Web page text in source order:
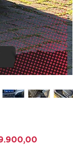
Preço